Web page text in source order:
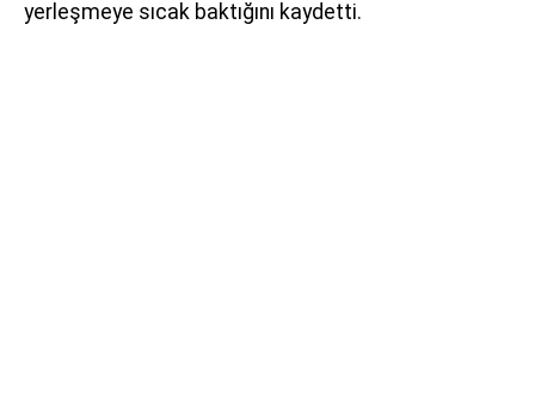
yerleşmeye sıcak baktığını kaydetti.